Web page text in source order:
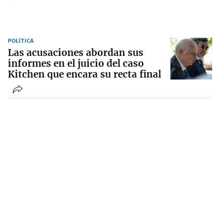
POLÍTICA
Las acusaciones abordan sus
informes en el juicio del caso
Kitchen que encara su recta final